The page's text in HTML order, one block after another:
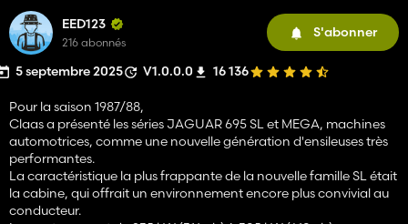
EED123
216 abonnés
S'abonner
5 septembre 2025 V1.0.0.0 16 136
Pour la saison 1987/88,
Claas a présenté les séries JAGUAR 695 SL et MEGA, machines
automotrices, comme une nouvelle génération d'ensileuses très
performantes.
La caractéristique la plus frappante de la nouvelle famille SL était
la cabine, qui offrait un environnement encore plus convivial au
conducteur.